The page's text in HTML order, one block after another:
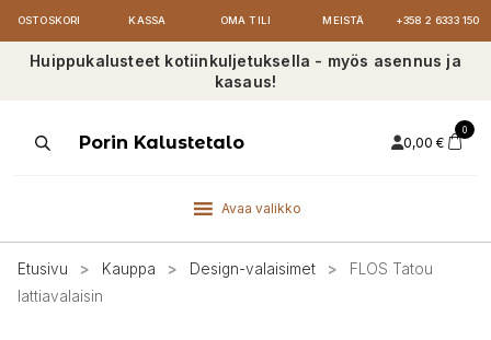
OSTOSKORI KASSA OMA TILI MEISTÄ +358 2 6333 150
Huippukalusteet kotiinkuljetuksella - myös asennus ja
kasaus!
ProductsPorin Kalustetalo 0,00 €
0
Avaa valikko
Etusivu > Kauppa > Design-valaisimet >
FLOS Tatou
lattiavalaisin